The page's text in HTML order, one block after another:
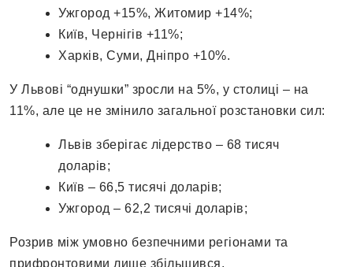
Ужгород +15%, Житомир +14%;
Київ, Чернігів +11%;
Харків, Суми, Дніпро +10%.
У Львові “однушки” зросли на 5%, у столиці – на
11%, але це не змінило загальної розстановки сил:
Львів зберігає лідерство – 68 тисяч
доларів;
Київ – 66,5 тисячі доларів;
Ужгород – 62,2 тисячі доларів;
Розрив між умовно безпечними регіонами та
прифронтовими лише збільшився.